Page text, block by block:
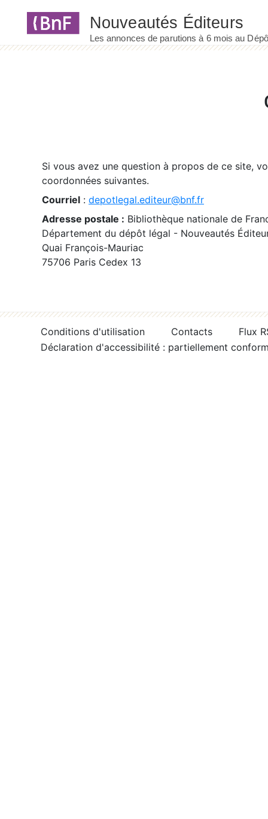
Si vous avez une question à propos de ce site,
coordonnées suivantes.
Courriel : depotlegal.editeur@bnf.fr
Adresse postale : Bibliothèque nationale de
Département du dépôt légal - Nouveautés
Quai François-Mauriac
75706 Paris Cedex 13
Conditions d'utilisation Contacts
Flux
Déclaration d'accessibilité : partiellement